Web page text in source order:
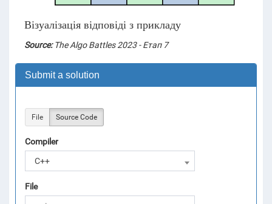
Візуалізація відповіді з прикладу
Source:The Algo Battles 2023 - Етап 7
Submit a solution
File Source Code
Compiler
C++
File